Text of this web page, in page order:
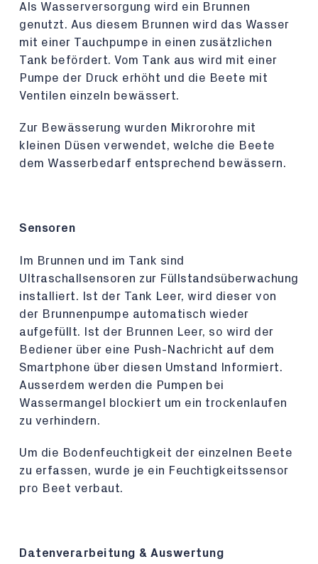
Als Wasserversorgung wird ein Brunnen
genutzt. Aus diesem Brunnen wird das Wasser
mit einer Tauchpumpe in einen zusätzlichen
Tank befördert. Vom Tank aus wird mit einer
Pumpe der Druck erhöht und die Beete mit
Ventilen einzeln bewässert.
Zur Bewässerung wurden Mikrorohre mit
kleinen Düsen verwendet, welche die Beete
dem Wasserbedarf entsprechend bewässern.
Sensoren
Im Brunnen und im Tank sind
Ultraschallsensoren zur Füllstandsüberwachung
installiert. Ist der Tank Leer, wird dieser von
der Brunnenpumpe automatisch wieder
aufgefüllt. Ist der Brunnen Leer, so wird der
Bediener über eine Push-Nachricht auf dem
Smartphone über diesen Umstand Informiert.
Ausserdem werden die Pumpen bei
Wassermangel blockiert um ein trockenlaufen
zu verhindern.
Um die Bodenfeuchtigkeit der einzelnen Beete
zu erfassen, wurde je ein Feuchtigkeitssensor
pro Beet verbaut.
Datenverarbeitung & Auswertung